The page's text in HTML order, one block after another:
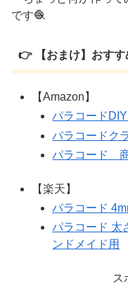
です🧶
👉 【おまけ】おすす
【Amazon】
パラコードDIY
パラコードク
パラコード
【楽天】
パラコード
パラコード 太
ンドメイド用
ス